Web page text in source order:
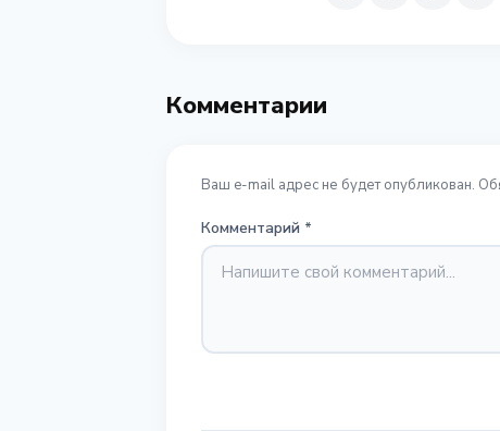
Комментарии
Ваш e-mail адрес не будет опубликован.
Комментарий *